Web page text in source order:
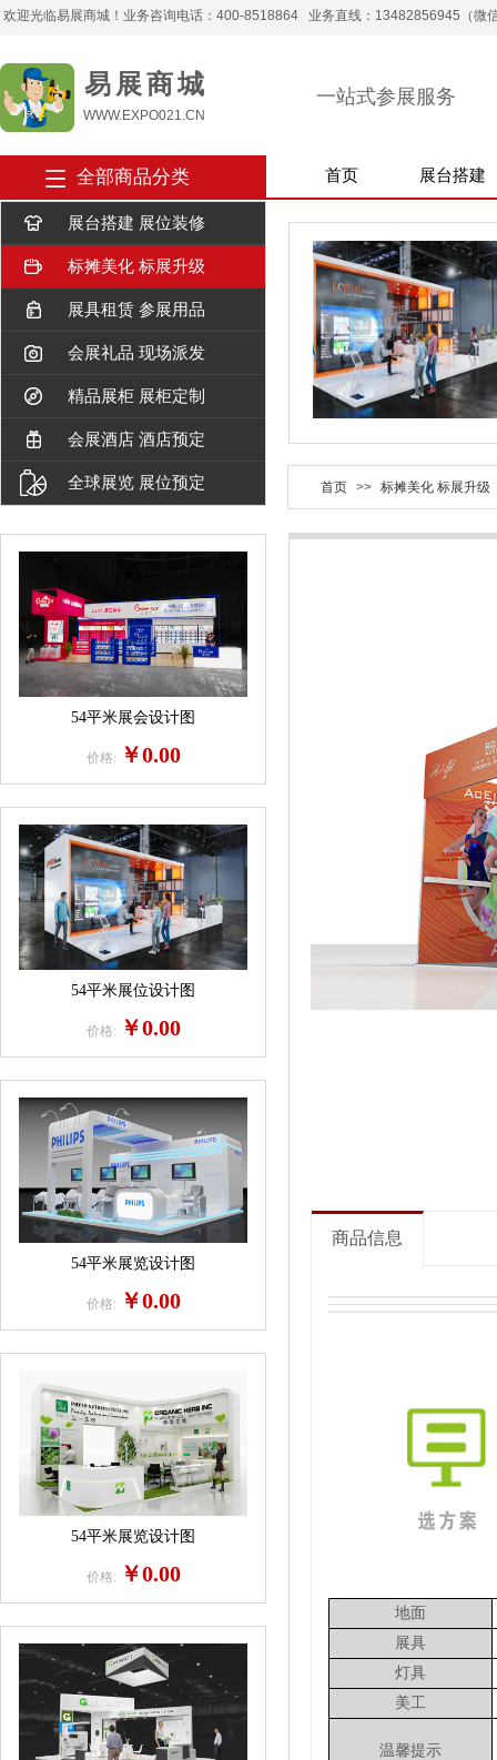
欢迎光临易展商城！业务咨询电话：400-8518864 业务直线：13482856945（微
易 展 商 城
WWW.EXPO021.CN
一站式参展服务
全部商品分类 首页 展台搭建
展台搭建 展位装修
标摊美化 标展升级
展具租赁 参展用品
会展礼品 现场派发
精品展柜 展柜定制
会展酒店 酒店预定
全球展览 展位预定 首页 >> 标摊美化 标展升级
商品信息
地面
展具
灯具
美工
温馨提示
54平米展会设计图
价格: ￥0.00
54平米展位设计图
价格: ￥0.00
54平米展览设计图
价格: ￥0.00
54平米展览设计图
价格: ￥0.00